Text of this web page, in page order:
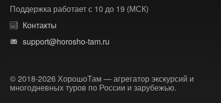
Поддержка работает с 10 до 19 (МСК)
Контакты
support@horosho-tam.ru
© 2018-2026 ХорошоТам — агрегатор экскурсий и
многодневных туров по России и зарубежью.